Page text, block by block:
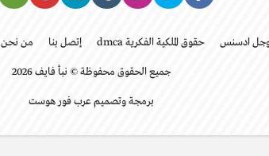
استخدامات زيت الزيتون المختلفة
ادسنس حقوق الملكية الفكرية dmca إتصل بنا من نحن
جميع الحقوق محفوظة © نبأ فايف 2026
برمجة وتصميم عرب فور هوست